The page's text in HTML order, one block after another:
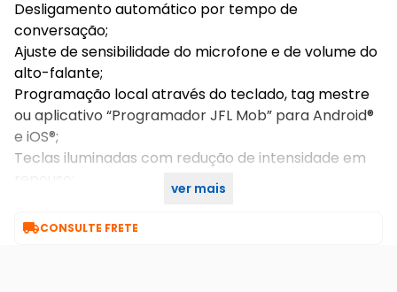
Desligamento automático por tempo de
conversação;
Ajuste de sensibilidade do microfone e de volume do
alto-falante;
Programação local através do teclado, tag mestre
ou aplicativo “Programador JFL Mob” para Android®
e iOS®;
Teclas iluminadas com redução de intensidade em
ver mais
CONSULTE FRETE